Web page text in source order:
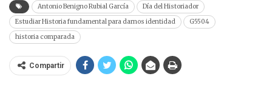
Antonio Benigno Rubial García
Día del Historiador
Estudiar Historia fundamental para darnos identidad
G5504
historia comparada
Compartir